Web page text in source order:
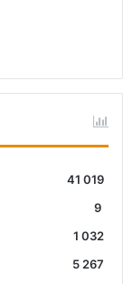
41 019
9
1 032
5 267